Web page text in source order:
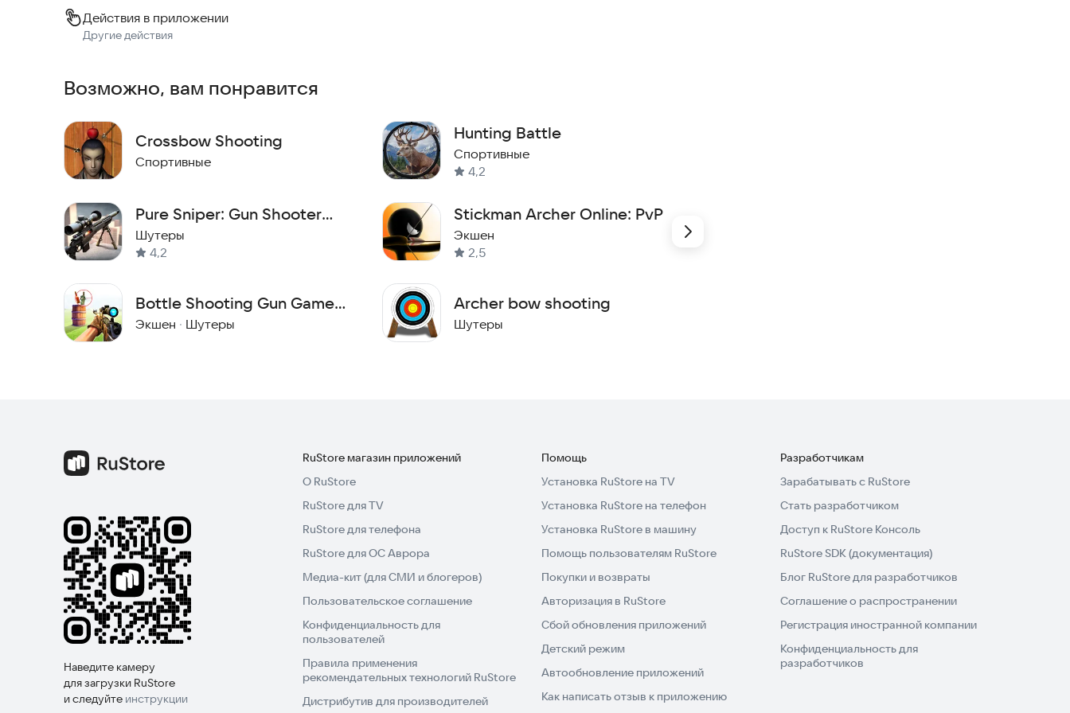
Действия в приложении
Другие действия
Возможно, вам понравится
Crossbow Shooting
Спортивные
Pure Sniper: Gun Shooter
Games
Шутеры
4,2
Bottle Shooting Gun Games:
Bottle Shooting Range
Экшен · Шутеры
Hunting Battle
Спортивные
4,2
Stickman Archer Online: PvP
Экшен
2,5
Archer bow shooting
Шутеры
Наведите камеру
для загрузки RuStore
и следуйте инструкции
RuStore магазин приложений
О RuStore
RuStore для TV
RuStore для телефона
RuStore для ОС Аврора
Медиа-кит (для СМИ и блогеров)
Пользовательское соглашение
Конфиденциальность для
пользователей
Правила применения
рекомендательных технологий RuStore
Дистрибутив для производителей
Помощь
Установка RuStore на TV
Установка RuStore на телефон
Установка RuStore в машину
Помощь пользователям RuStore
Покупки и возвраты
Авторизация в RuStore
Сбой обновления приложений
Детский режим
Автообновление приложений
Как написать отзыв к приложению
Разработчикам
Зарабатывать с RuStore
Стать разработчиком
Доступ к RuStore Консоль
RuStore SDK (документация)
Блог RuStore для разработчиков
Соглашение о распространении
Регистрация иностранной компании
Конфиденциальность для
разработчиков